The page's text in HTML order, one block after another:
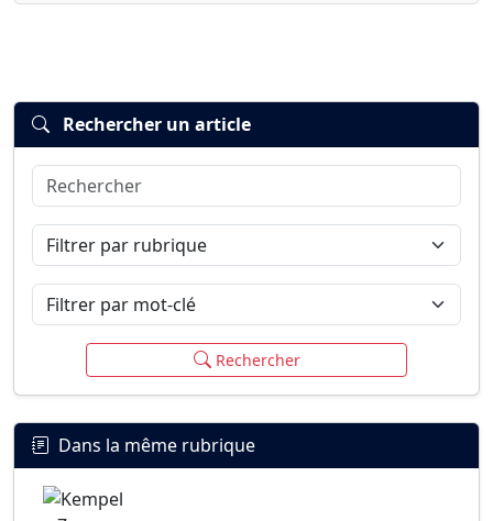
Connexion
Rechercher un article
Rechercher
Filtrer par rubrique
Filtrer par mot-clé
Rechercher
Dans la même rubrique